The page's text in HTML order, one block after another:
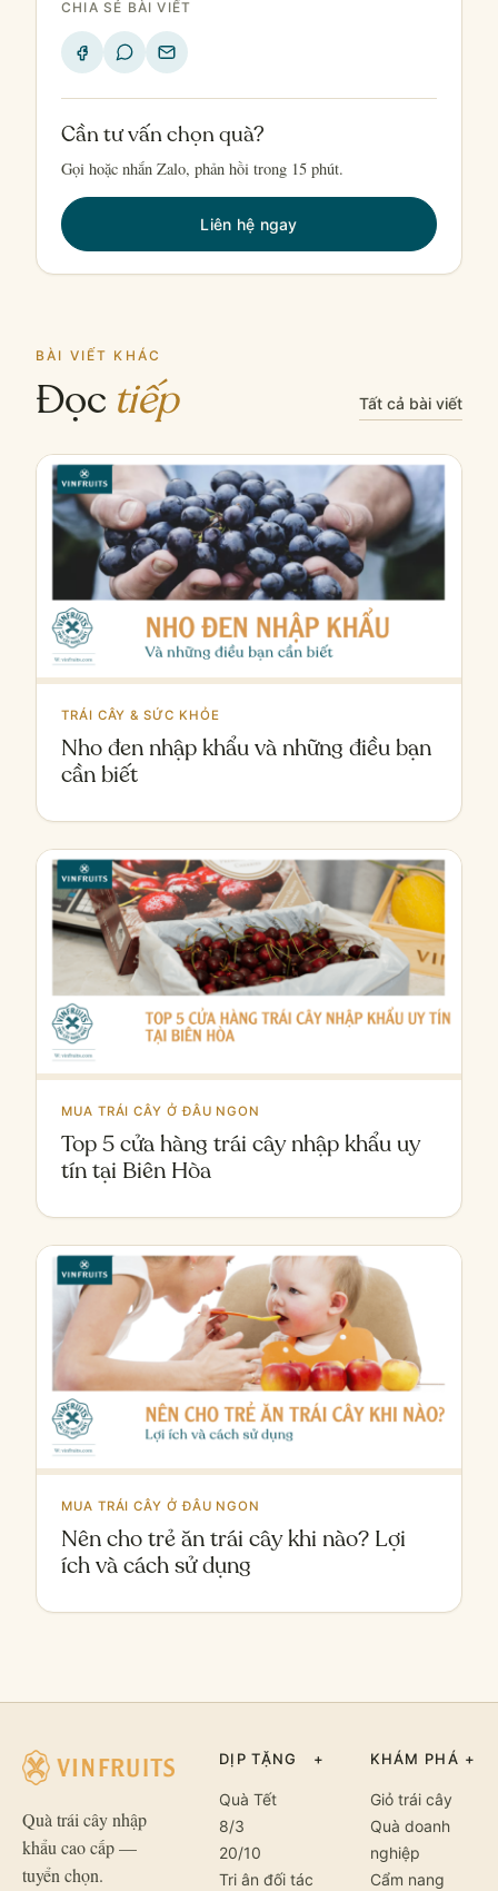
CHIA SẺ BÀI VIẾT
Cần tư vấn chọn quà?
Gọi hoặc nhắn Zalo, phản hồi trong 15 phút.
Liên hệ ngay
BÀI VIẾT KHÁC
Đọc tiếp Tất cả bài viết
TRÁI CÂY & SỨC KHỎE
Nho đen nhập khẩu và những điều bạn
cần biết
MUA TRÁI CÂY Ở ĐÂU NGON
Top 5 cửa hàng trái cây nhập khẩu uy
tín tại Biên Hòa
MUA TRÁI CÂY Ở ĐÂU NGON
Nên cho trẻ ăn trái cây khi nào? Lợi
ích và cách sử dụng
Quà trái cây nhập
khẩu cao cấp —
tuyển chọn.
DỊP TẶNG +
Quà Tết
8/3
20/10
Tri ân đối tác
KHÁM PHÁ +
Giỏ trái cây
Quà doanh
nghiệp
Cẩm nang